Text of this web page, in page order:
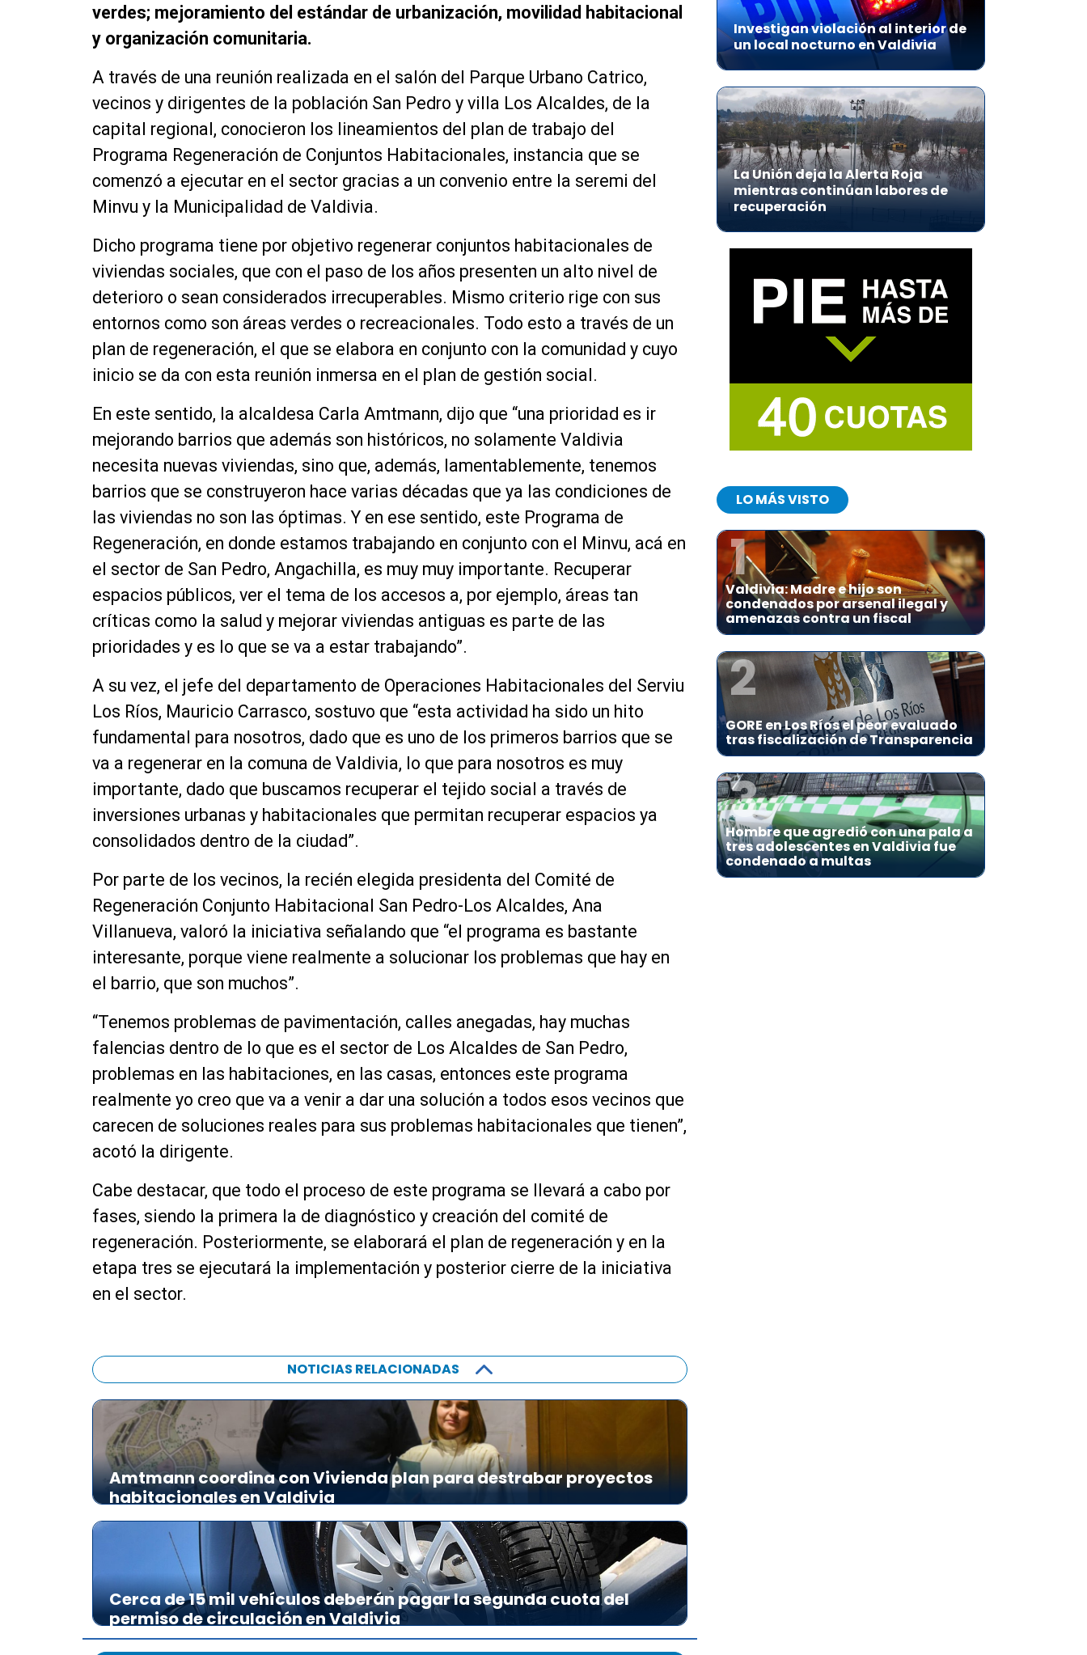
verdes; mejoramiento del estándar de urbanización, movilidad habitacional
y organización comunitaria.
A través de una reunión realizada en el salón del Parque Urbano Catrico,
vecinos y dirigentes de la población San Pedro y villa Los Alcaldes, de la
capital regional, conocieron los lineamientos del plan de trabajo del
Programa Regeneración de Conjuntos Habitacionales, instancia que se
comenzó a ejecutar en el sector gracias a un convenio entre la seremi del
Minvu y la Municipalidad de Valdivia.
Dicho programa tiene por objetivo regenerar conjuntos habitacionales de
viviendas sociales, que con el paso de los años presenten un alto nivel de
deterioro o sean considerados irrecuperables. Mismo criterio rige con sus
entornos como son áreas verdes o recreacionales. Todo esto a través de un
plan de regeneración, el que se elabora en conjunto con la comunidad y cuyo
inicio se da con esta reunión inmersa en el plan de gestión social.
En este sentido, la alcaldesa Carla Amtmann, dijo que “una prioridad es ir
mejorando barrios que además son históricos, no solamente Valdivia
necesita nuevas viviendas, sino que, además, lamentablemente, tenemos
barrios que se construyeron hace varias décadas que ya las condiciones de
las viviendas no son las óptimas. Y en ese sentido, este Programa de
Regeneración, en donde estamos trabajando en conjunto con el Minvu, acá en
el sector de San Pedro, Angachilla, es muy muy importante. Recuperar
espacios públicos, ver el tema de los accesos a, por ejemplo, áreas tan
críticas como la salud y mejorar viviendas antiguas es parte de las
prioridades y es lo que se va a estar trabajando”.
A su vez, el jefe del departamento de Operaciones Habitacionales del Serviu
Los Ríos, Mauricio Carrasco, sostuvo que “esta actividad ha sido un hito
fundamental para nosotros, dado que es uno de los primeros barrios que se
va a regenerar en la comuna de Valdivia, lo que para nosotros es muy
importante, dado que buscamos recuperar el tejido social a través de
inversiones urbanas y habitacionales que permitan recuperar espacios ya
consolidados dentro de la ciudad”.
Por parte de los vecinos, la recién elegida presidenta del Comité de
Regeneración Conjunto Habitacional San Pedro-Los Alcaldes, Ana
Villanueva, valoró la iniciativa señalando que “el programa es bastante
interesante, porque viene realmente a solucionar los problemas que hay en
el barrio, que son muchos”.
“Tenemos problemas de pavimentación, calles anegadas, hay muchas
falencias dentro de lo que es el sector de Los Alcaldes de San Pedro,
problemas en las habitaciones, en las casas, entonces este programa
realmente yo creo que va a venir a dar una solución a todos esos vecinos que
carecen de soluciones reales para sus problemas habitacionales que tienen”,
acotó la dirigente.
Cabe destacar, que todo el proceso de este programa se llevará a cabo por
fases, siendo la primera la de diagnóstico y creación del comité de
regeneración. Posteriormente, se elaborará el plan de regeneración y en la
etapa tres se ejecutará la implementación y posterior cierre de la iniciativa
en el sector.
NOTICIAS RELACIONADAS
Amtmann coordina con Vivienda plan para destrabar proyectos
habitacionales en Valdivia
Cerca de 15 mil vehículos deberán pagar la segunda cuota del
permiso de circulación en Valdivia
Investigan violación al interior de
un local nocturno en Valdivia
La Unión deja la Alerta Roja
mientras continúan labores de
recuperación
LO MÁS VISTO
1
Valdivia: Madre e hijo son
condenados por arsenal ilegal y
amenazas contra un fiscal
2
GORE en Los Ríos el peor evaluado
tras fiscalización de Transparencia
3
Hombre que agredió con una pala a
tres adolescentes en Valdivia fue
condenado a multas